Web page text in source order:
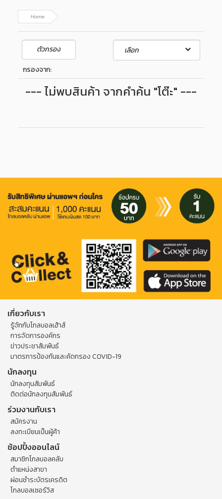
Home
ตัวกรอง
กรองจาก:
--- ไม่พบสินค้า จากคำค้น "โต๊ะ" ---
เกี่ยวกับเรา
รู้จักกับโกลบอลเฮ้าส์
การจัดการองค์กร
ข่าวประชาสัมพันธ์
มาตรการป้องกันและคัดกรอง COVID-19
นักลงทุน
นักลงทุนสัมพันธ์
ติดต่อนักลงทุนสัมพันธ์
ร่วมงานกับเรา
สมัครงาน
ลงทะเบียนเป็นผู้ค้า
ช้อปปิ้งออนไลน์
สมาชิกโกลบอลคลับ
ตำแหน่งสาขา
ผ่อนชำระบัตรเครดิต
โกลบอลเซอร์วิส